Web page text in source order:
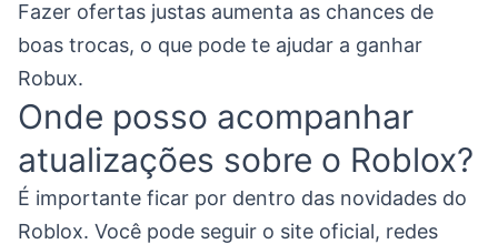
Fazer ofertas justas aumenta as chances de
boas trocas, o que pode te ajudar a ganhar
Robux.
Onde posso acompanhar
atualizações sobre o Roblox?
É importante ficar por dentro das novidades do
Roblox. Você pode seguir o site oficial, redes